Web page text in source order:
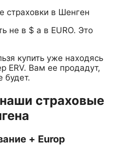
не в $ а в EURO. Это
купить уже находясь
ERV. Вам ее продадут,
будет.
страховые
+ Europ